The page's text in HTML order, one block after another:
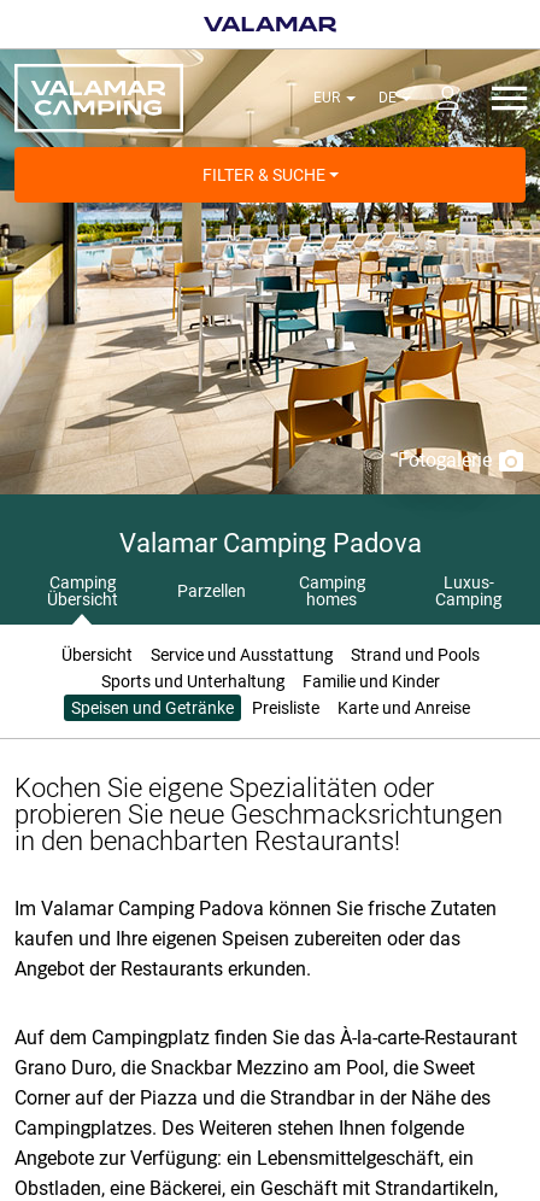
FILTER & SUCHE
Fotogalerie
Valamar Camping Padova
Camping
Übersicht
Parzellen
Camping
homes
Luxus-
Camping
Übersicht Service und Ausstattung
Strand und Pools
Sports und Unterhaltung
Familie und Kinder
Speisen und Getränke
Preisliste Karte und Anreise
Kochen Sie eigene Spezialitäten oder
probieren Sie neue Geschmacksrichtungen
in den benachbarten Restaurants!
Im Valamar Camping Padova können Sie frische Zutaten
kaufen und Ihre eigenen Speisen zubereiten oder das
Angebot der Restaurants erkunden.
Auf dem Campingplatz finden Sie das À-la-carte-Restaurant
Grano Duro, die Snackbar Mezzino am Pool, die Sweet
Corner auf der Piazza und die Strandbar in der Nähe des
Campingplatzes. Des Weiteren stehen Ihnen folgende
Angebote zur Verfügung: ein Lebensmittelgeschäft, ein
Obstladen, eine Bäckerei, ein Geschäft mit Strandartikeln,